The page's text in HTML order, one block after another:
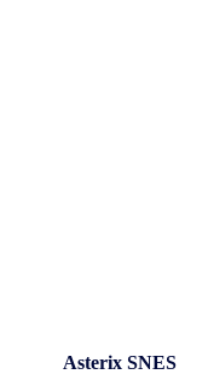
Asterix SNES